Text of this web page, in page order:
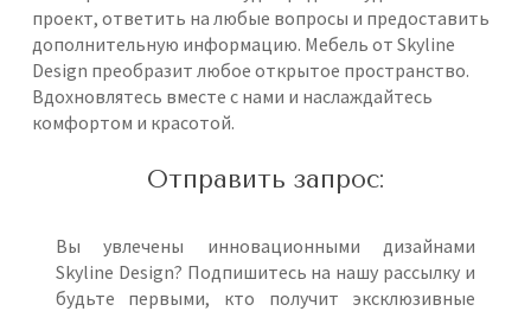
проект, ответить на любые вопросы и предоставить
дополнительную информацию. Мебель от Skyline
Design преобразит любое открытое пространство.
Вдохновлятесь вместе с нами и наслаждайтесь
комфортом и красотой.
Отправить запрос:
Вы увлечены инновационными дизайнами
Skyline Design? Подпишитесь на нашу рассылку и
будьте первыми, кто получит эксклюзивные